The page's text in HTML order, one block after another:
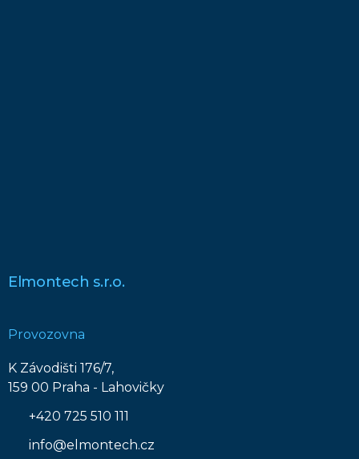
Elmontech s.r.o.
Provozovna
K Závodišti 176/7,
159 00 Praha - Lahovičky
+420 725 510 111
info@elmontech.cz